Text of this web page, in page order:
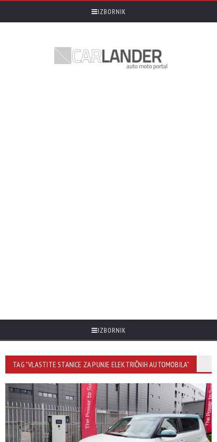
IZBORNIK
IZBORNIK
TAG "VLASTITE STANICE ZA PUNJE ELEKTRIČNIH AUTOMOBILA"